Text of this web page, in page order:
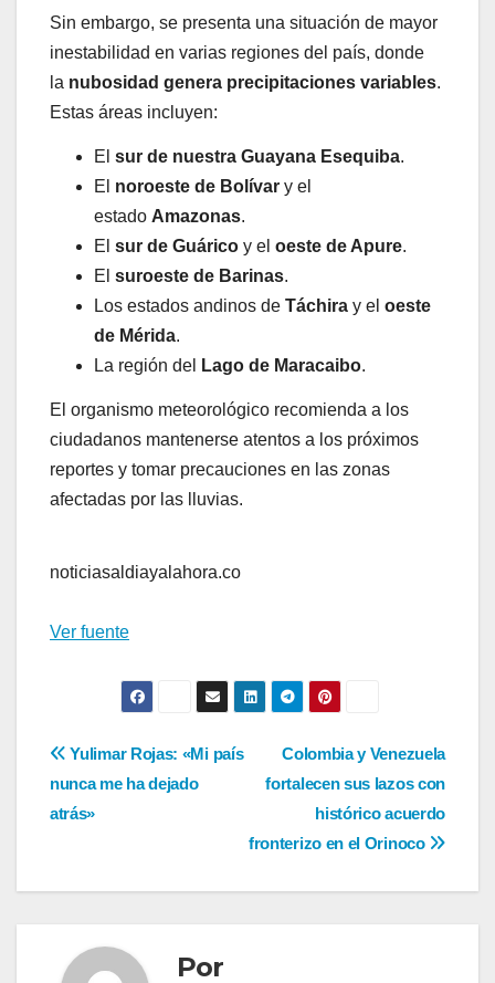
Sin embargo, se presenta una situación de mayor
inestabilidad en varias regiones del país, donde
la nubosidad genera precipitaciones variables.
Estas áreas incluyen:
El sur de nuestra Guayana Esequiba.
El noroeste de Bolívar y el
estado Amazonas.
El sur de Guárico y el oeste de Apure.
El suroeste de Barinas.
Los estados andinos de Táchira y el oeste
de Mérida.
La región del
Lago de Maracaibo.
El organismo meteorológico recomienda a los
ciudadanos mantenerse atentos a los próximos
reportes y tomar precauciones en las zonas
afectadas por las lluvias.
noticiasaldiayalahora.co
Ver fuente
Navegación
de
Colombia y Venezuela
fortalecen sus lazos con
histórico acuerdo
fronterizo en el Orinoco
Yulimar Rojas: «Mi país
nunca me ha dejado
atrás»
Por